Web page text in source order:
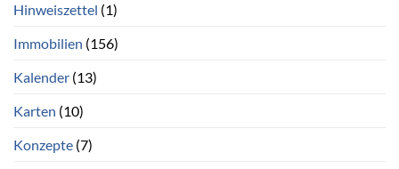
Hinweiszettel (1)
Immobilien (156)
Kalender (13)
Karten (10)
Konzepte (7)